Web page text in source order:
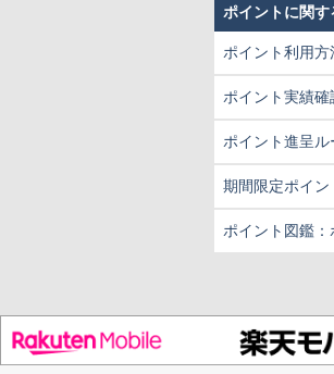
ポイントに関す
ポイント利用方
ポイント実績確
ポイント進呈ル
期間限定ポイン
ポイント図鑑